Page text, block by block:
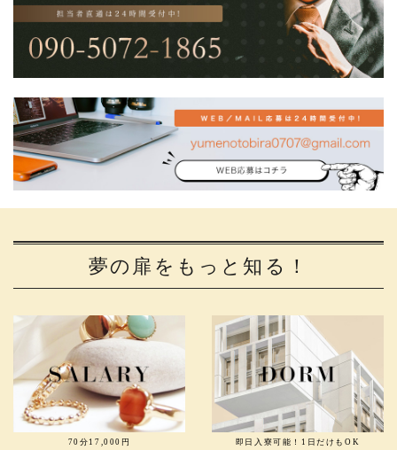
夢の扉をもっと知る！
70分17,000円 即日入寮可能！1日だけもOK